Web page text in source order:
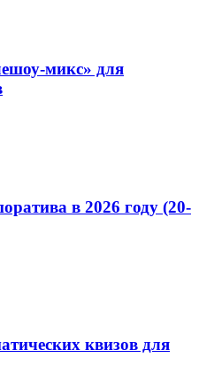
микс» для
в 2026 году (20-
квизов для